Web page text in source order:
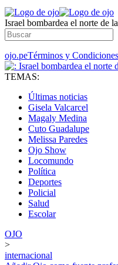
​Israel bombardea el norte de
ojo.peTérminos y Condiciones
TEMAS:
Últimas noticias
Gisela Valcarcel
Magaly Medina
Cuto Guadalupe
Melissa Paredes
Ojo Show
Locomundo
Política
Deportes
Policial
Salud
Escolar
OJO
>
internacional